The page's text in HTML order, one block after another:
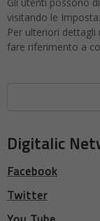
visitando le
Per ulteriori
fare riferimento a
Digitalic
Facebook
Twitter